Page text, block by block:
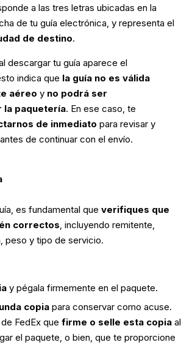
a las tres letras ubicadas en la
de tu guía electrónica, y representa el
de destino.
descargar tu guía aparece el
indica que la guía no es válida
aéreo y no podrá ser
la paquetería. En ese caso, te
de inmediato para revisar y
de continuar con el envío.
es fundamental que verifiques que
correctos, incluyendo remitente,
peso y tipo de servicio.
y pégala firmemente en el paquete.
copia para conservar como acuse.
FedEx que firme o selle esta copia al
el paquete, o bien, que te proporcione